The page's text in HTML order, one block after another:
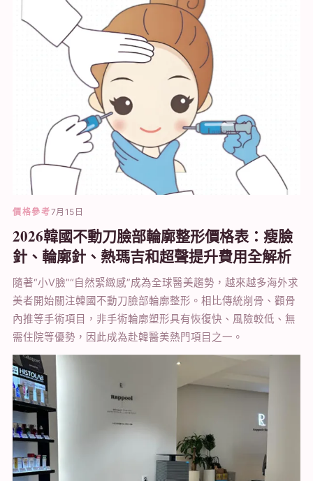
價格參考7月15日
2026韓國不動刀臉部輪廓整形價格表：瘦臉
針、輪廓針、熱瑪吉和超聲提升費用全解析
隨著“小V臉”“自然緊緻感”成為全球醫美趨勢，越來越多海外求
美者開始關注韓國不動刀臉部輪廓整形。相比傳統削骨、顴骨
內推等手術項目，非手術輪廓塑形具有恢復快、風險較低、無
需住院等優勢，因此成為赴韓醫美熱門項目之一。